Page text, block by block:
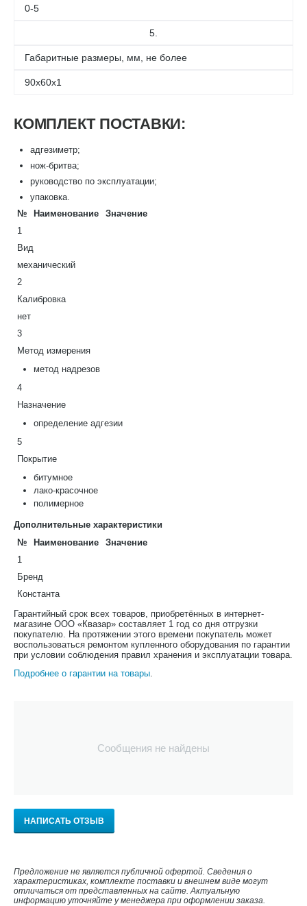
0-5
5.
Габаритные размеры, мм, не более
90х60х1
КОМПЛЕКТ ПОСТАВКИ:
адгезиметр;
нож-бритва;
руководство по эксплуатации;
упаковка.
№
Наименование
Значение
1
Вид
механический
2
Калибровка
нет
3
Метод измерения
метод надрезов
4
Назначение
определение адгезии
5
Покрытие
битумное
лако-красочное
полимерное
Дополнительные характеристики
№
Наименование
Значение
1
Бренд
Константа
Гарантийный срок всех товаров, приобретённых в интернет-
магазине ООО «Квазар» составляет 1 год со дня отгрузки
покупателю. На протяжении этого времени покупатель может
воспользоваться ремонтом купленного оборудования по гарантии
при условии соблюдения правил хранения и эксплуатации товара.
Подробнее о гарантии на товары.
Сообщения не найдены
НАПИСАТЬ ОТЗЫВ
Предложение не является публичной офертой. Сведения о
характеристиках, комплекте поставки и внешнем виде могут
отличаться от представленных на сайте. Актуальную
информацию уточняйте у менеджера при оформлении заказа.